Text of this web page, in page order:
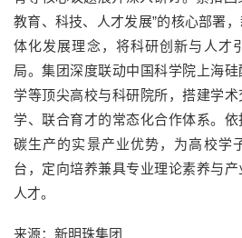
教育、科技、人才发展”的核心部署
体化发展理念，将科研创新与人才
局。集团深度联动中国科学院上海
学等顶尖高校与科研院所，搭建学
学、联合育才的常态化合作体系。
碳生产的实景产业优势，为高校学
台，定向培养兼具专业理论素养与
人才。
来源：新明珠集团